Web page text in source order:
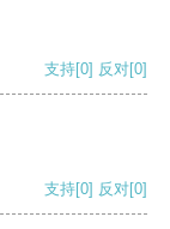
支持[0] 反对[0]
支持[0] 反对[0]